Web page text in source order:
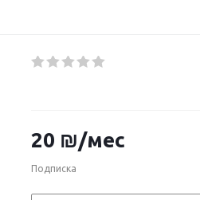
20 ₪/мес
Подписка